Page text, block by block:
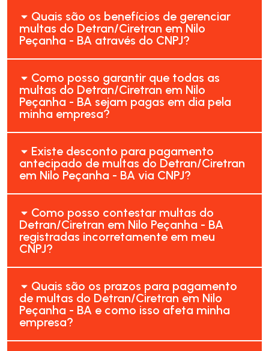
Quais são os benefícios de gerenciar
multas do Detran/Ciretran em Nilo
Peçanha - BA através do CNPJ?
Como posso garantir que todas as
multas do Detran/Ciretran em Nilo
Peçanha - BA sejam pagas em dia pela
minha empresa?
Existe desconto para pagamento
antecipado de multas do Detran/Ciretran
em Nilo Peçanha - BA via CNPJ?
Como posso contestar multas do
Detran/Ciretran em Nilo Peçanha - BA
registradas incorretamente em meu
CNPJ?
Quais são os prazos para pagamento
de multas do Detran/Ciretran em Nilo
Peçanha - BA e como isso afeta minha
empresa?